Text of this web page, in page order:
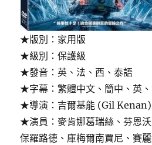
★版別：家用版
★級別：保護級
★發音：英、法、西、泰語
★字幕：繁體中文、簡中、英
★導演：吉爾基能 (Gil Kenan)
★演員：麥肯娜葛瑞絲、芬恩沃
保羅路德、庫梅爾南賈尼、賽